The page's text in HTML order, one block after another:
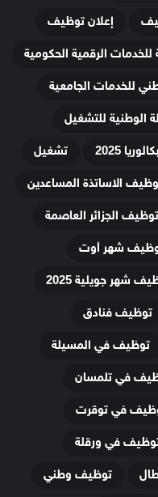
إعلان توظيف
للخدمات الرقمية الحكومية
للخدمات الجامعية
الوطنية للتشغيل
بكالوريا 2025
تشغيل
الاساتذة المساعدين
توظيف الجزائر العاصمة
شهر أوت
شهر جويلية 2025
توظيف فنادق
توظيف في المسيلة
في تلمسان
في توقرت
في ورقلة
توظيف وطني